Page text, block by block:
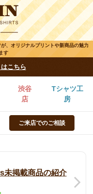
、オリジナルプリントや新商品の魅力
す
こちら
渋谷
店
Tシャツ工
房
ご来店でのご相談
未掲載商品の紹介